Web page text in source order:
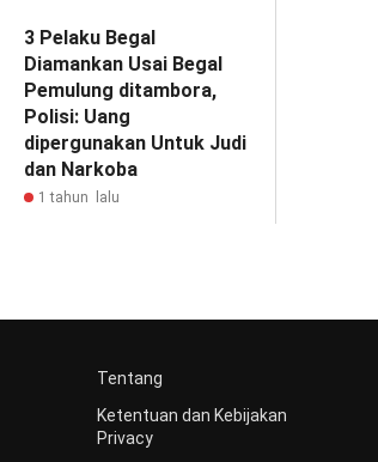
3 Pelaku Begal
Diamankan Usai Begal
Pemulung ditambora,
Polisi: Uang
dipergunakan Untuk Judi
dan Narkoba
1 tahun lalu
Tentang
Ketentuan dan Kebijakan
Privacy